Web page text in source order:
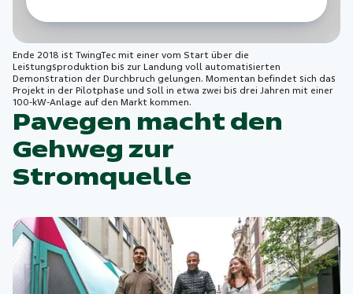
Ende 2018 ist TwingTec mit einer vom Start über die
Leistungsproduktion bis zur Landung voll automatisierten
Demonstration der Durchbruch gelungen. Momentan befindet sich das
Projekt in der Pilotphase und soll in etwa zwei bis drei Jahren mit einer
100-kW-Anlage auf den Markt kommen.
Pavegen macht den
Gehweg zur
Stromquelle